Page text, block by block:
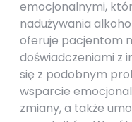
emocjonalnymi,
nadużywania
oferuje pacjentom
doświadczeniami z
się z podobnym
wsparcie
zmiany, a także